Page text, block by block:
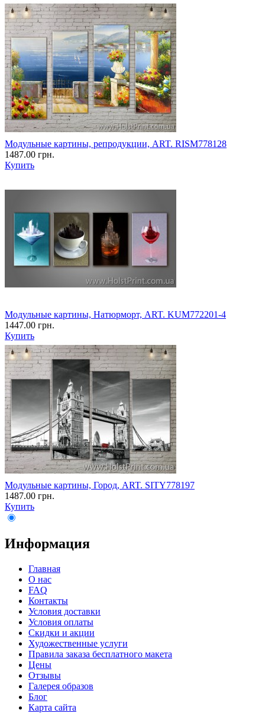
Модульные картины, репродукции, ART. RISM778128
1487.00 грн.
Купить
Модульные картины, Натюрморт, ART. KUM772201-4
1447.00 грн.
Купить
Модульные картины, Город, ART. SITY778197
1487.00 грн.
Купить
Информация
Главная
О нас
FAQ
Контакты
Условия доставки
Условия оплаты
Скидки и акции
Художественные услуги
Правила заказа бесплатного макета
Цены
Отзывы
Галерея образов
Блог
Карта сайта